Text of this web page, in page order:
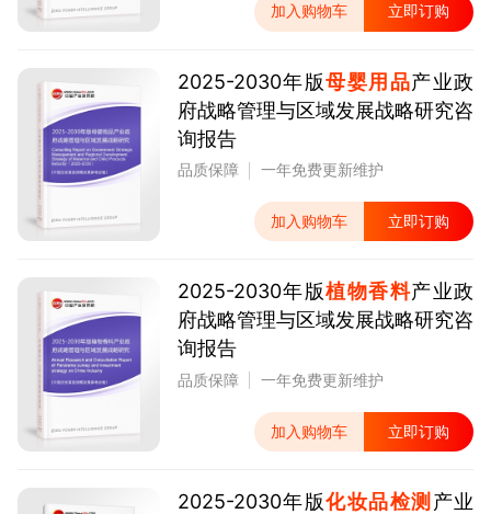
加入购物车 立即订购
2025-2030年版母婴用品产业政
府战略管理与区域发展战略研究咨
询报告
品质保障 一年免费更新维护
加入购物车 立即订购
2025-2030年版植物香料产业政
府战略管理与区域发展战略研究咨
询报告
品质保障 一年免费更新维护
加入购物车 立即订购
2025-2030年版化妆品检测 产业